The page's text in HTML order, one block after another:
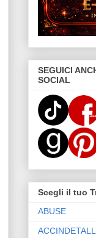
SEGUICI
SOCIAL
Scegli il tuo
ABUSE